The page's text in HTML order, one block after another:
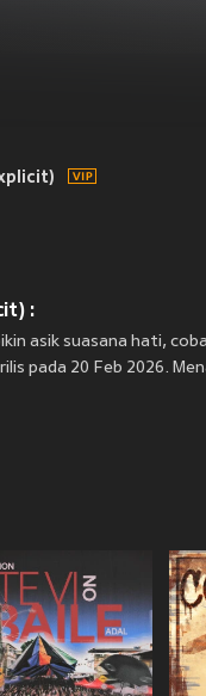
:
asik suasana hati,
pada 20 Feb 2026.